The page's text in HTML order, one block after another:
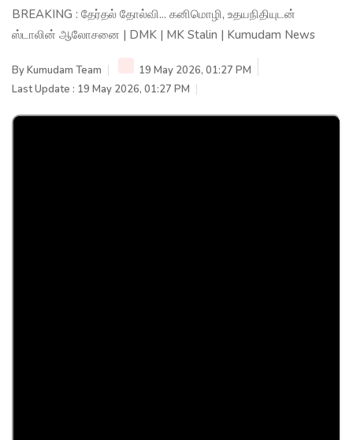
BREAKING : தேர்தல் தோல்வி... கனிமொழி, உதயநிதியுடன்
ஸ்டாலின் ஆலோசனை | DMK | MK Stalin | Kumudam News
ByKumudam Team
19 May 2026, 01:27 PM
Last Update : 19 May 2026, 01:27 PM